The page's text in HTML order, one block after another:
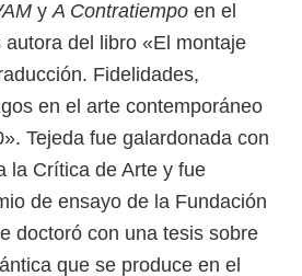
y A Contratiempo en el
del libro «El montaje
Fidelidades,
en el arte contemporáneo
Tejeda fue galardonada con
la Crítica de Arte y fue
de ensayo de la Fundación
doctoró con una tesis sobre
que se produce en el